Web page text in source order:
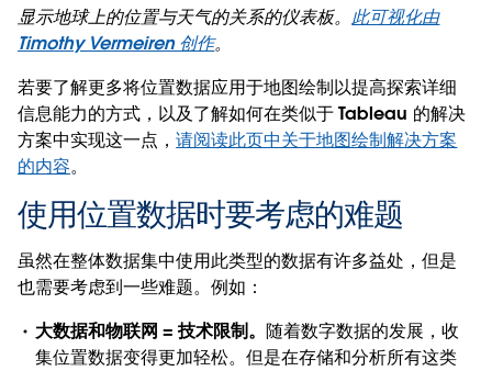
显示地球上的位置与天气的关系的仪表板。 此可视化由
Timothy Vermeiren 创作。
若要了解更多将位置数据应用于地图绘制以提高探索详细
信息能力的方式，以及了解如何在类似于 Tableau 的解决
方案中实现这一点，请阅读此页中关于地图绘制解决方案
的内容。
使用位置数据时要考虑的难题
虽然在整体数据集中使用此类型的数据有许多益处，但是
也需要考虑到一些难题。例如：
大数据和物联网 = 技术限制。随着数字数据的发展，收
集位置数据变得更加轻松。但是在存储和分析所有这类